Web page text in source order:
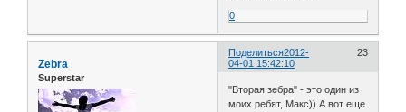
0
Поделиться 23
2012-
04-01 15:42:10
Zebra
Superstar
"Вторая зебра" - это один из
моих ребят, Макс)) А вот еще